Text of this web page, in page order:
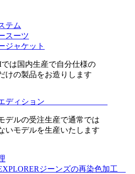
テム
スーツ
ジャケット
は国内生産で自分仕様の
けの製品をお造りします
ドエディション
デルの受注生産で通常では
いモデルを生産いたします
ジーンズの再染色加工